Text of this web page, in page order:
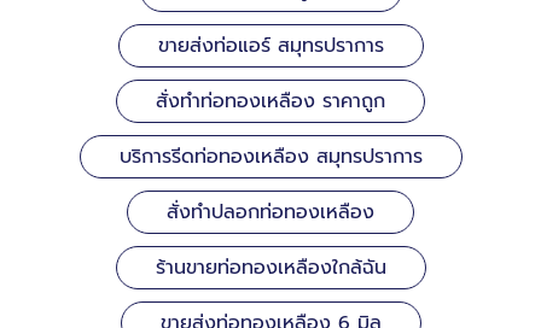
ขายส่งท่อแอร์ สมุทรปราการ
สั่งทำท่อทองเหลือง ราคาถูก
บริการรีดท่อทองเหลือง สมุทรปราการ
สั่งทำปลอกท่อทองเหลือง
ร้านขายท่อทองเหลืองใกล้ฉัน